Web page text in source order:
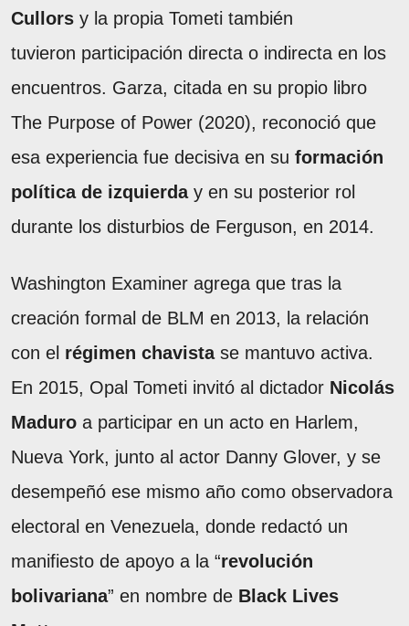
Cullors y la propia Tometi también
tuvieron participación directa o indirecta en los
encuentros. Garza, citada en su propio libro
The Purpose of Power (2020), reconoció que
esa experiencia fue decisiva en su formación
política de izquierday en su posterior rol
durante los disturbios de Ferguson, en 2014.
Washington Examiner agrega que tras la
creación formal de BLM en 2013, la relación
con el régimen chavistase mantuvo activa.
En 2015, Opal Tometi invitó al dictador Nicolás
Maduro a participar en un acto en Harlem,
Nueva York, junto al actor Danny Glover, y se
desempeñó ese mismo año como observadora
electoral en Venezuela, donde redactó un
manifiesto de apoyo a la “revolución
bolivariana” en nombre de Black Lives